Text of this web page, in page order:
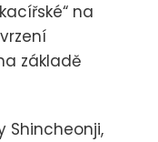
na
základě
Shincheonji,